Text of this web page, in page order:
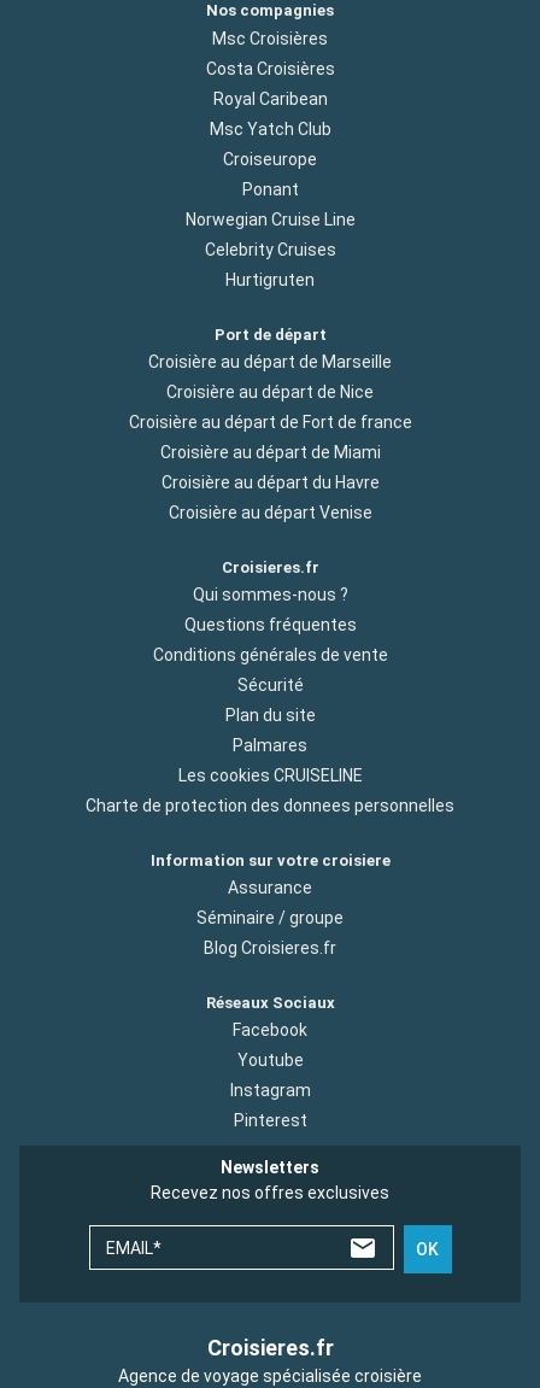
Nos compagnies
Msc Croisières
Costa Croisières
Royal Caribean
Msc Yatch Club
Croiseurope
Ponant
Norwegian Cruise Line
Celebrity Cruises
Hurtigruten
Port de départ
Croisière au départ de Marseille
Croisière au départ de Nice
Croisière au départ de Fort de france
Croisière au départ de Miami
Croisière au départ du Havre
Croisière au départ Venise
Croisieres.fr
Qui sommes-nous ?
Questions fréquentes
Conditions générales de vente
Sécurité
Plan du site
Palmares
Les cookies CRUISELINE
Charte de protection des donnees personnelles
Information sur votre croisiere
Assurance
Séminaire / groupe
Blog Croisieres.fr
Réseaux Sociaux
Facebook
Youtube
Instagram
Pinterest
Newsletters
Recevez nos offres exclusives
EMAIL* OK
Croisieres.fr
Agence de voyage spécialisée croisière